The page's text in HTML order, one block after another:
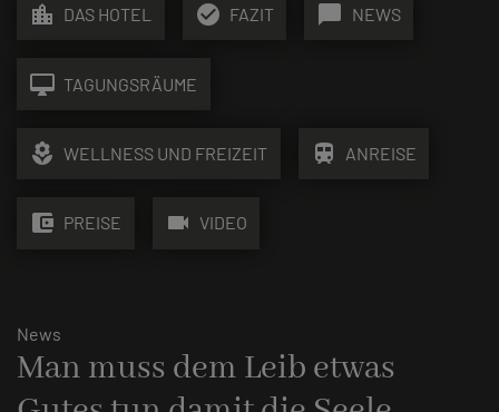
location_city DAS HOTEL check_circle FAZIT chat_bubble NEWS
desktop_mac TAGUNGSRÄUME
local_florist WELLNESS UND FREIZEIT train ANREISE
account_balance_wallet PREISE videocam VIDEO
News
Man muss dem Leib etwas